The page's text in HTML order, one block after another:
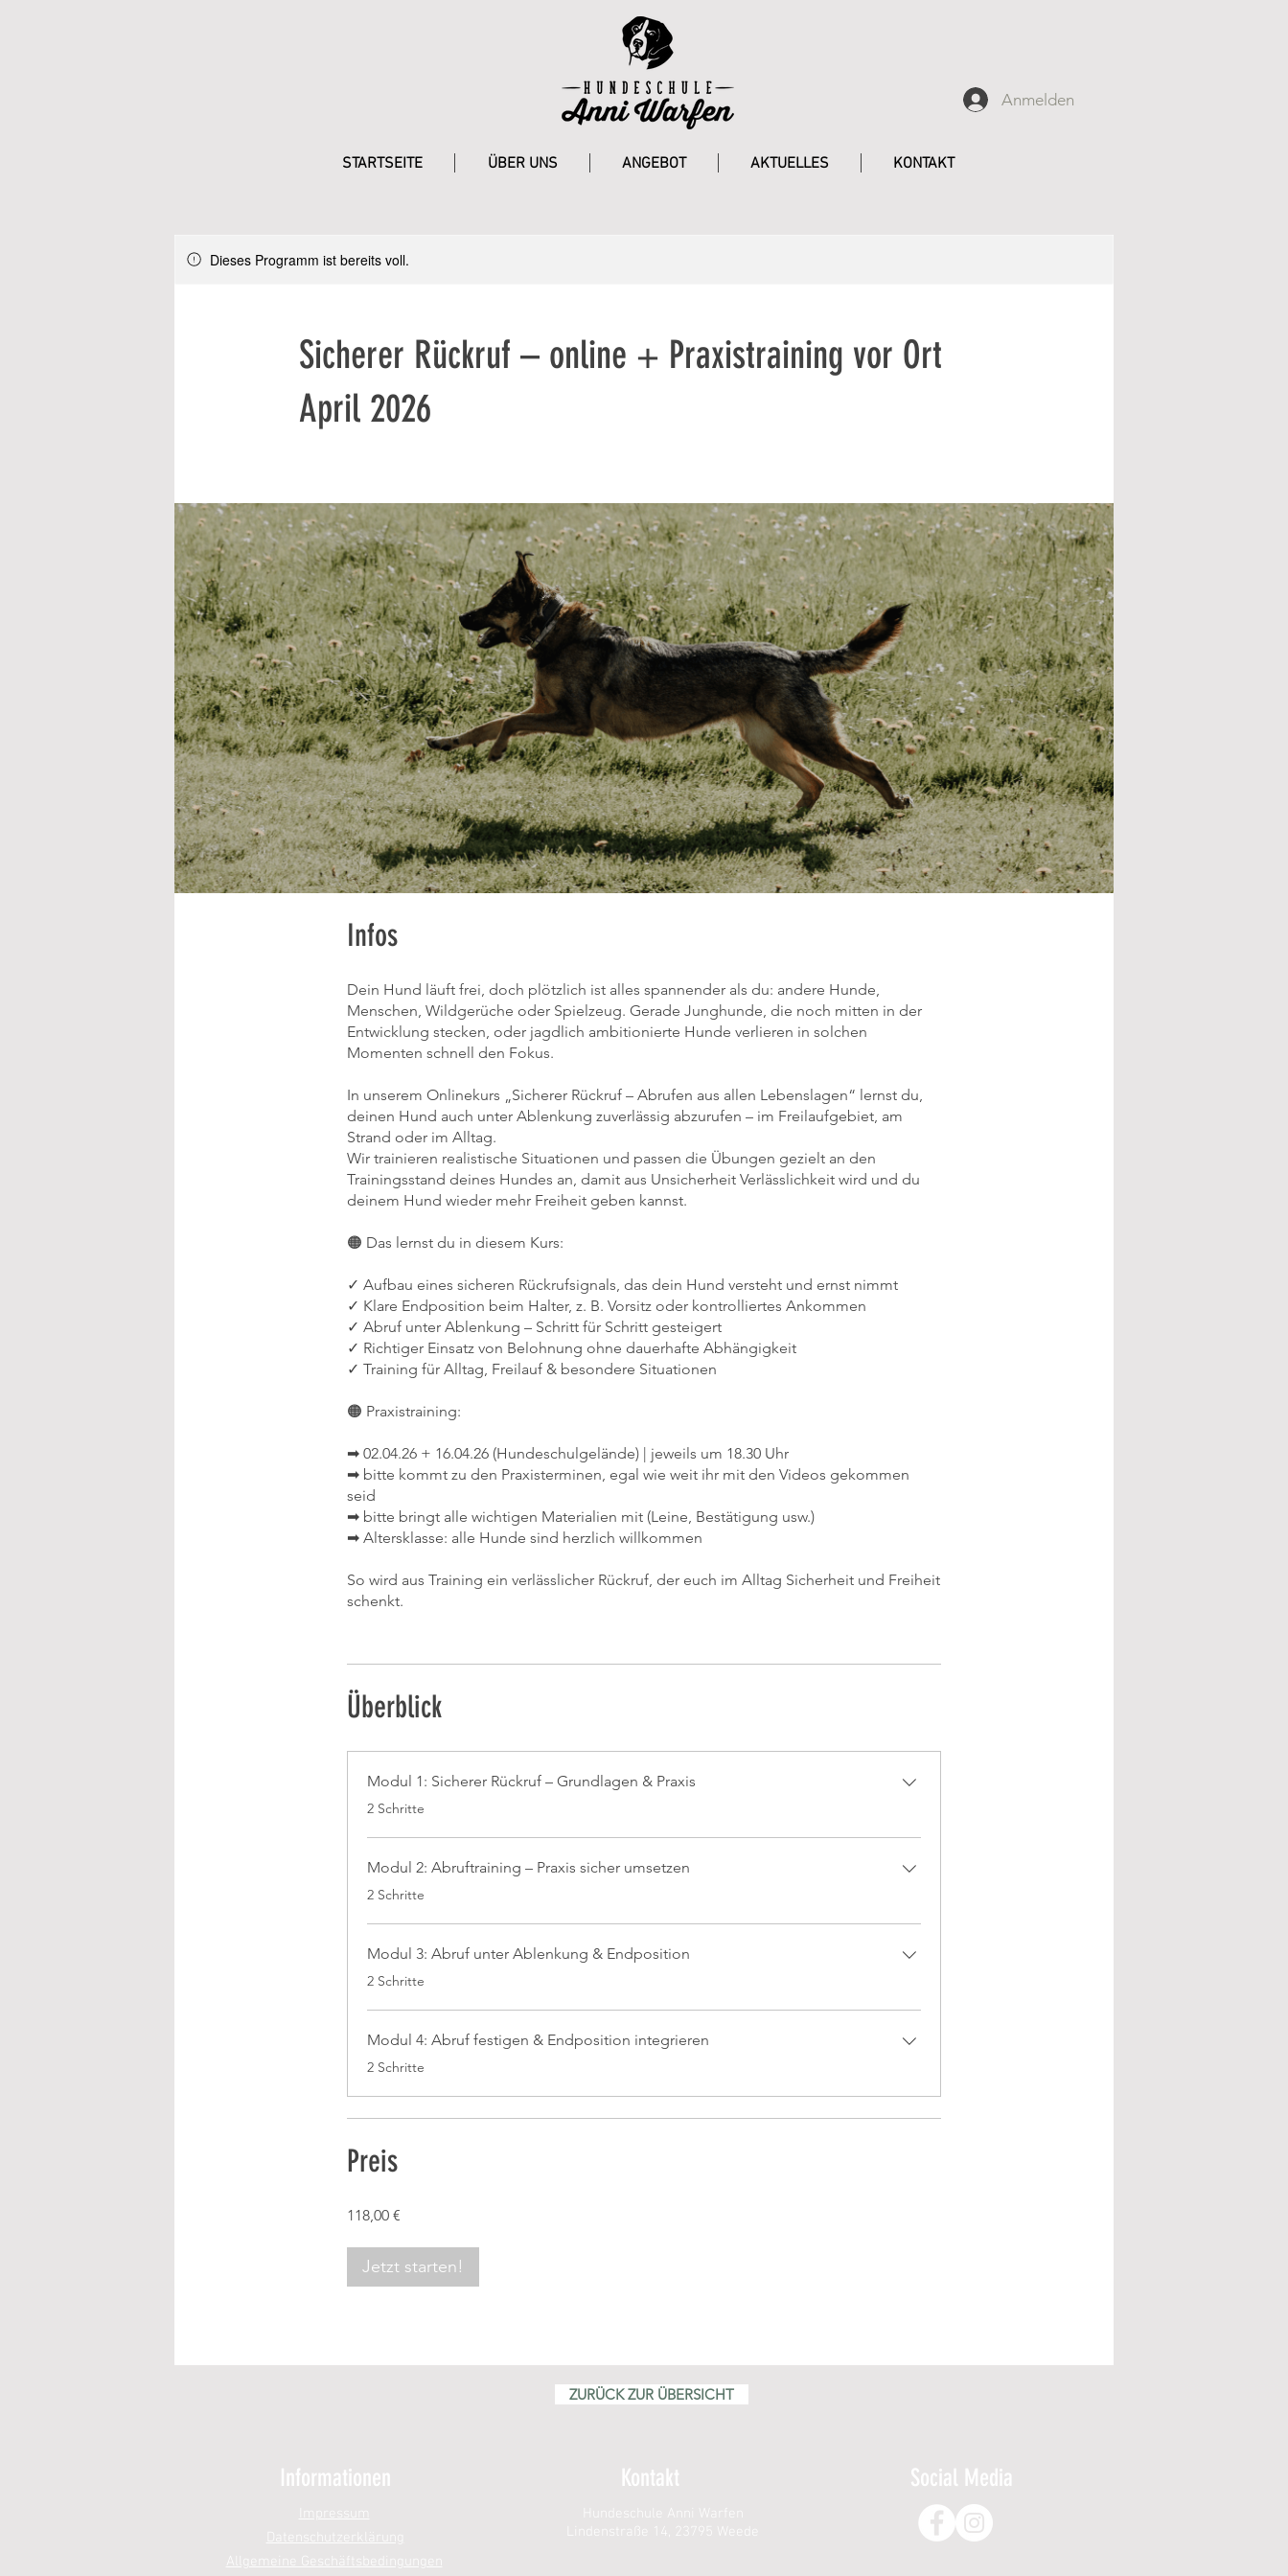
Anmelden
STARTSEITE ÜBER UNS ANGEBOT AKTUELLES KONTAKT
Dieses Programm ist bereits voll.
Sicherer Rückruf – online + Praxistraining vor Ort
April 2026
Infos
Dein Hund läuft frei, doch plötzlich ist alles spannender als du: andere Hunde,
Menschen, Wildgerüche oder Spielzeug. Gerade Junghunde, die noch mitten in der
Entwicklung stecken, oder jagdlich ambitionierte Hunde verlieren in solchen
Momenten schnell den Fokus.
In unserem Onlinekurs „Sicherer Rückruf – Abrufen aus allen Lebenslagen“ lernst du,
deinen Hund auch unter Ablenkung zuverlässig abzurufen – im Freilaufgebiet, am
Strand oder im Alltag.
Wir trainieren realistische Situationen und passen die Übungen gezielt an den
Trainingsstand deines Hundes an, damit aus Unsicherheit Verlässlichkeit wird und du
deinem Hund wieder mehr Freiheit geben kannst.
🟠 Das lernst du in diesem Kurs:
✓ Aufbau eines sicheren Rückrufsignals, das dein Hund versteht und ernst nimmt
✓ Klare Endposition beim Halter, z. B. Vorsitz oder kontrolliertes Ankommen
✓ Abruf unter Ablenkung – Schritt für Schritt gesteigert
✓ Richtiger Einsatz von Belohnung ohne dauerhafte Abhängigkeit
✓ Training für Alltag, Freilauf & besondere Situationen
🟠 Praxistraining:
➡ 02.04.26 + 16.04.26 (Hundeschulgelände) | jeweils um 18.30 Uhr
➡ bitte kommt zu den Praxisterminen, egal wie weit ihr mit den Videos gekommen
seid
➡ bitte bringt alle wichtigen Materialien mit (Leine, Bestätigung usw.)
➡ Altersklasse: alle Hunde sind herzlich willkommen
So wird aus Training ein verlässlicher Rückruf, der euch im Alltag Sicherheit und Freiheit
schenkt.
Überblick
Modul 1: Sicherer Rückruf – Grundlagen & Praxis
.
2 Schritte
Modul 2: Abruftraining – Praxis sicher umsetzen
.
2 Schritte
Modul 3: Abruf unter Ablenkung & Endposition
.
2 Schritte
Modul 4: Abruf festigen & Endposition integrieren
.
2 Schritte
Preis
118,00 €
Jetzt starten!
ZURÜCK ZUR ÜBERSICHT
Informationen
Impressum
Datenschutzerklärung
Kontakt
Hundeschule Anni Warfen
Lindenstraße 14, 23795 Weede
Social Media
Allgemeine Geschäftsbedingungen